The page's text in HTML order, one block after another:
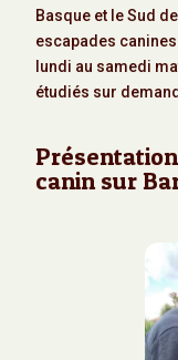
Basque et le Sud
escapades
lundi au samedi
étudiés sur
canin sur